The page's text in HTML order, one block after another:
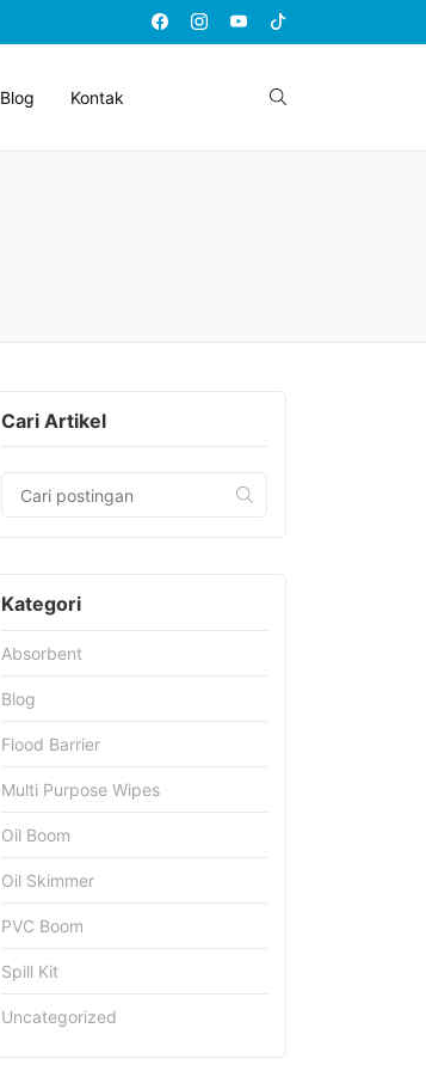
Blog Kontak
Cari Artikel
Kategori
Absorbent
Blog
Flood Barrier
Multi Purpose Wipes
Oil Boom
Oil Skimmer
PVC Boom
Spill Kit
Uncategorized